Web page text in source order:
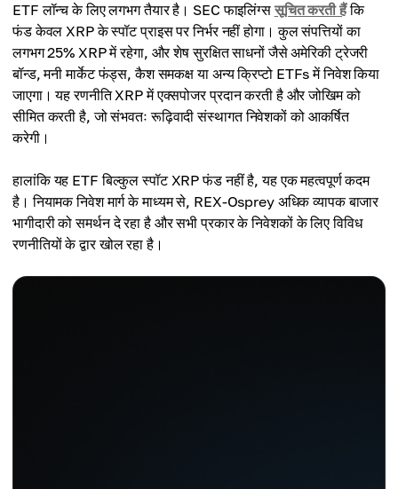
ETF लॉन्च के लिए लगभग तैयार है। SEC फाइलिंग्ससूचित करती हैंकि
फंड केवल XRP के स्पॉट प्राइस पर निर्भर नहीं होगा। कुल संपत्तियों का
लगभग 25% XRP में रहेगा, और शेष सुरक्षित साधनों जैसे अमेरिकी ट्रेजरी
बॉन्ड, मनी मार्केट फंड्स, कैश समकक्ष या अन्य क्रिप्टो ETFs में निवेश किया
जाएगा। यह रणनीति XRP में एक्सपोजर प्रदान करती है और जोखिम को
सीमित करती है, जो संभवतः रूढ़िवादी संस्थागत निवेशकों को आकर्षित
करेगी।
हालांकि यह ETF बिल्कुल स्पॉट XRP फंड नहीं है, यह एक महत्वपूर्ण कदम
है। नियामक निवेश मार्ग के माध्यम से, REX-Osprey अधिक व्यापक बाजार
भागीदारी को समर्थन दे रहा है और सभी प्रकार के निवेशकों के लिए विविध
रणनीतियों के द्वार खोल रहा है।